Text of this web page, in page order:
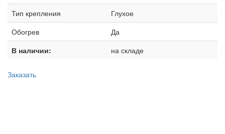
Тип крепления
Глухое
Обогрев
Да
В наличии:
на складе
Заказать